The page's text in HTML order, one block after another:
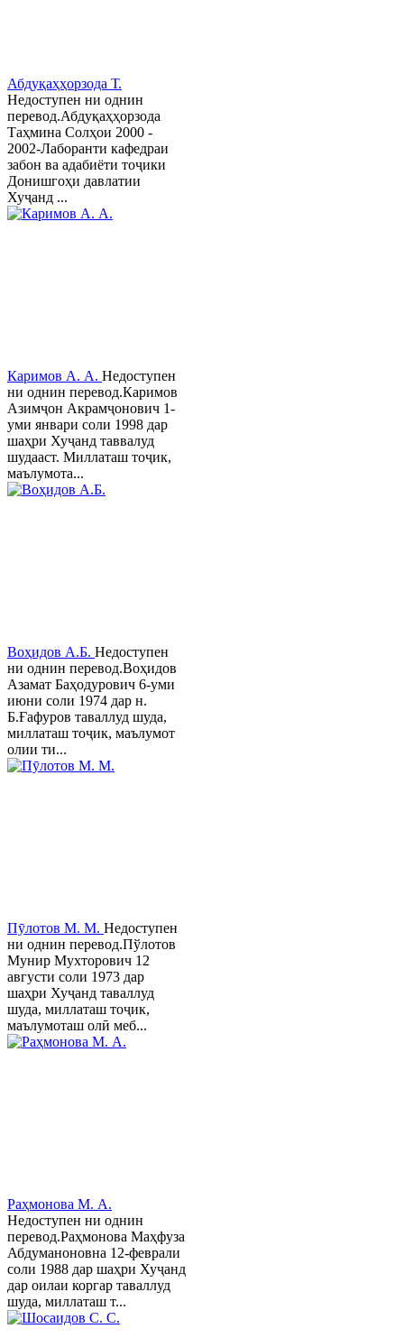
Абдуқаҳҳорзода Т.
Недоступен ни однин
перевод.Абдуқаҳҳорзода
Таҳмина Солҳои 2000 -
2002-Лаборанти кафедраи
забон ва адабиёти тоҷики
Донишгоҳи давлатии
Хуҷанд ...
Каримов А. А. Недоступен
ни однин перевод.Каримов
Азимҷон Акрамҷонович 1-
уми январи соли 1998 дар
шаҳри Хуҷанд таввалуд
шудааст. Миллаташ тоҷик,
маълумота...
Воҳидов А.Б. Недоступен
ни однин перевод.Воҳидов
Азамат Баҳодурович 6-уми
июни соли 1974 дар н.
Б.Ғафуров таваллуд шуда,
миллаташ тоҷик, маълумот
олии ти...
Пӯлотов М. М. Недоступен
ни однин перевод.Пўлотов
Мунир Мухторович 12
августи соли 1973 дар
шаҳри Хуҷанд таваллуд
шуда, миллаташ тоҷик,
маълумоташ олӣ меб...
Раҳмонова М. А.
Недоступен ни однин
перевод.Раҳмонова Маҳфуза
Абдуманоновна 12-феврали
соли 1988 дар шаҳри Хуҷанд
дар оилаи коргар таваллуд
шуда, миллаташ т...